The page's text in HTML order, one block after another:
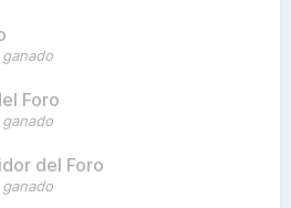
Foro
del Foro